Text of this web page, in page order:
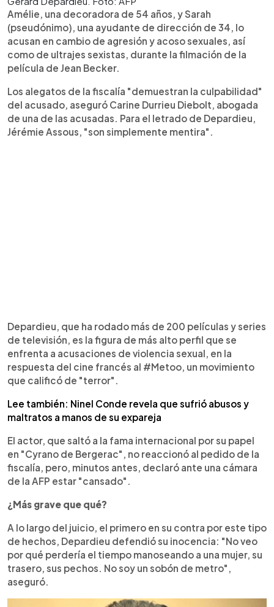
Amélie, una decoradora de 54 años, y Sarah
(pseudónimo), una ayudante de dirección de 34, lo
acusan en cambio de agresión y acoso sexuales, así
como de ultrajes sexistas, durante la filmación de la
película de Jean Becker.
Los alegatos de la fiscalía "demuestran la culpabilidad"
del acusado, aseguró Carine Durrieu Diebolt, abogada
de una de las acusadas. Para el letrado de Depardieu,
Jérémie Assous, "son simplemente mentira".
Depardieu, que ha rodado más de 200 películas y series
de televisión, es la figura de más alto perfil que se
enfrenta a acusaciones de violencia sexual, en la
respuesta del cine francés al #Metoo, un movimiento
que calificó de "terror".
Lee también: Ninel Conde revela que sufrió abusos y
maltratos a manos de su expareja
El actor, que saltó a la fama internacional por su papel
en "Cyrano de Bergerac", no reaccionó al pedido de la
fiscalía, pero, minutos antes, declaró ante una cámara
de la AFP estar "cansado".
¿Más grave que qué?
A lo largo del juicio, el primero en su contra por este tipo
de hechos, Depardieu defendió su inocencia: "No veo
por qué perdería el tiempo manoseando a una mujer, su
trasero, sus pechos. No soy un sobón de metro",
aseguró.